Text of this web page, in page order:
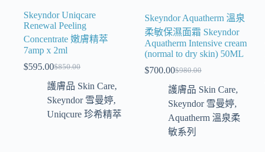
Skeyndor Uniqcare
Renewal Peeling
Concentrate 嫩膚精萃
7amp x 2ml
$850.00
$595.00
護膚品 Skin Care,
Skeyndor 雪曼婷,
Uniqcure 珍希精萃
Skeyndor Aquatherm 溫泉
柔敏保濕面霜 Skeyndor
Aquatherm Intensive cream
(normal to dry skin) 50ML
$980.00
$700.00
護膚品 Skin Care,
Skeyndor 雪曼婷,
Aquatherm 溫泉柔
敏系列